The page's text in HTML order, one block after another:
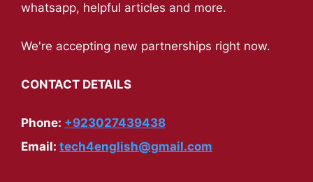
whatsapp, helpful articles and more.
We're accepting new partnerships right now.
CONTACT DETAILS
Phone: +923027439438
Email: tech4english@gmail.com